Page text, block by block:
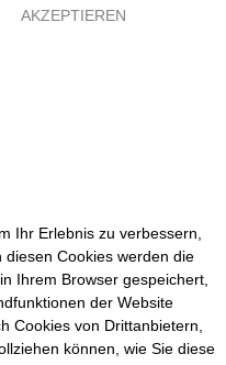
AKZEPTIEREN
Ihr Erlebnis zu verbessern,
diesen Cookies werden die
Ihrem Browser gespeichert,
der Website
Cookies von Drittanbietern,
können, wie Sie diese